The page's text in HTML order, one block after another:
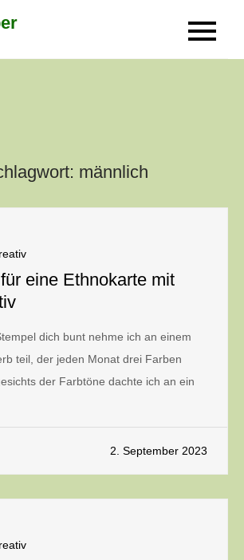
männlich
eine Ethnokarte mit
dich bunt nehme ich an einem
teil, der jeden Monat drei Farben
der Farbtöne dachte ich an ein
2. September 2023